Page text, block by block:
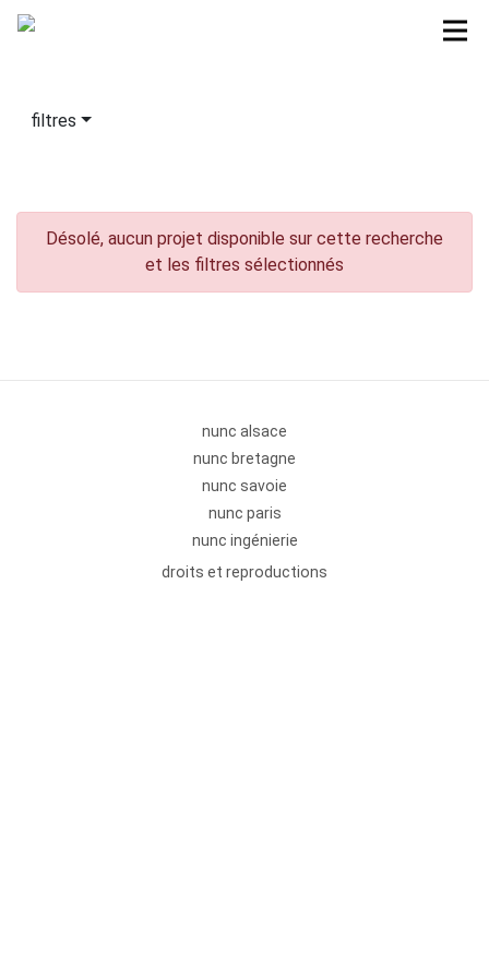
filtres
Désolé, aucun projet disponible sur cette recherche
et les filtres sélectionnés
nunc alsace
nunc bretagne
nunc savoie
nunc paris
nunc ingénierie
droits et reproductions